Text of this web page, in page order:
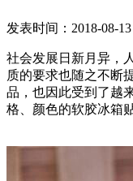
发表时间：2018-08-13
社会发展日新月异，
质的要求也随之不断
品，也因此受到了越
格、颜色的软胶冰箱